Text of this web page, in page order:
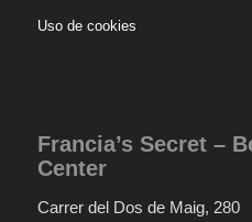
Uso de cookies
Francia’s Secret –
Center
Carrer del Dos de Maig, 280